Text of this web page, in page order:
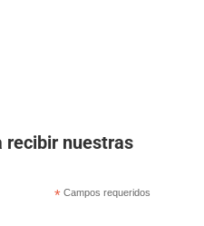
recibir nuestras
* Campos requeridos